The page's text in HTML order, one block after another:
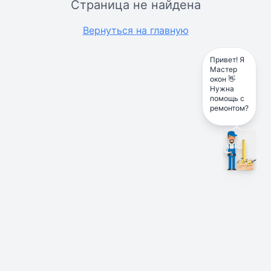
Страница не найдена
Вернуться на главную
Привет! Я
Мастер
окон 👋
Нужна
помощь с
ремонтом?